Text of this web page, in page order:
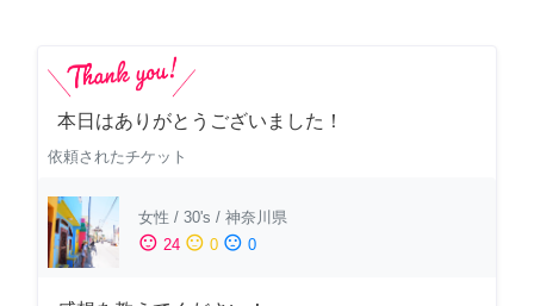
本日はありがとうございました！
依頼されたチケット
女性 / 30's / 神奈川県
sentiment_satisfied 24 sentiment_neutral 0 sentiment_dissatisfied 0